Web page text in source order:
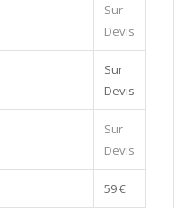
Sur
Devis
Sur
Devis
Sur
Devis
59 €